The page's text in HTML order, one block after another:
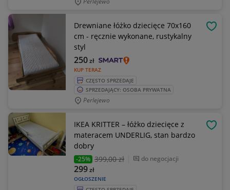
Drewniane łóżko dziecięce 70x160
cm - ręcznie wykonane, rustykalny
styl
KUP TERAZ
250zł
CZĘSTO SPRZEDAJE
SPRZEDAJĄCY: OSOBA PRYWATNA
Perlejewo
IKEA KRITTER – łóżko dziecięce z
materacem UNDERLIG, stan bardzo
dobry
-25% 399,00 zł do negocjacji
OGŁOSZENIE
299zł